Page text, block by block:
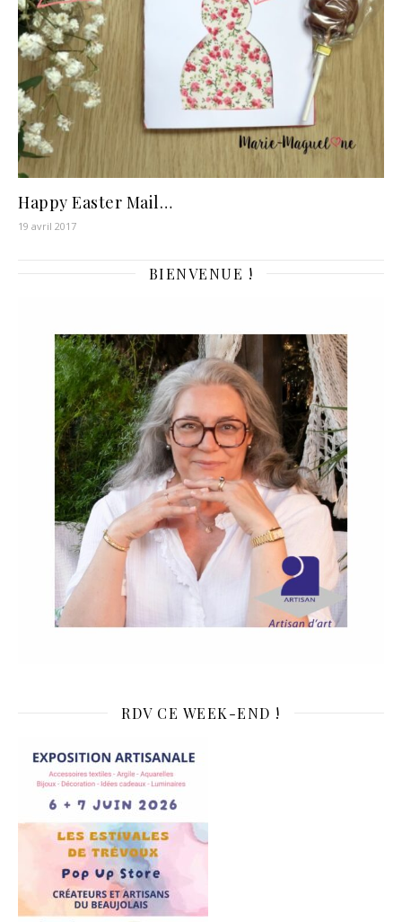
Happy Easter Mail…
19 avril 2017
BIENVENUE !
RDV CE WEEK-END !